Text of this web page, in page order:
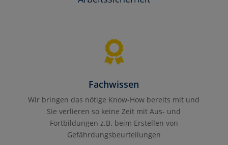

Fachwissen
Wir bringen das nötige Know-How bereits mit und
Sie verlieren so keine Zeit mit Aus- und
Fortbildungen z.B. beim Erstellen von
Gefährdungsbeurteilungen